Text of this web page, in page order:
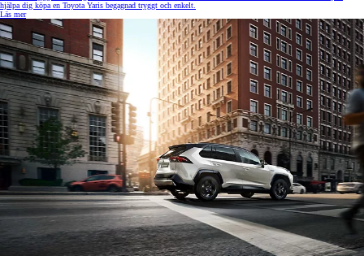
hjälpa dig köpa en Toyota Yaris begagnad tryggt och enkelt.
Läs mer